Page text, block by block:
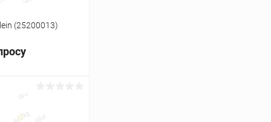
(25200013)
цену